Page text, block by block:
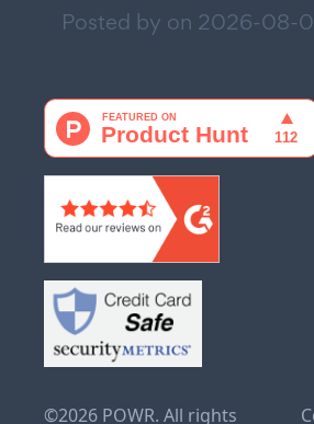
Posted by on 2026-08-
©2026 POWR. All rights